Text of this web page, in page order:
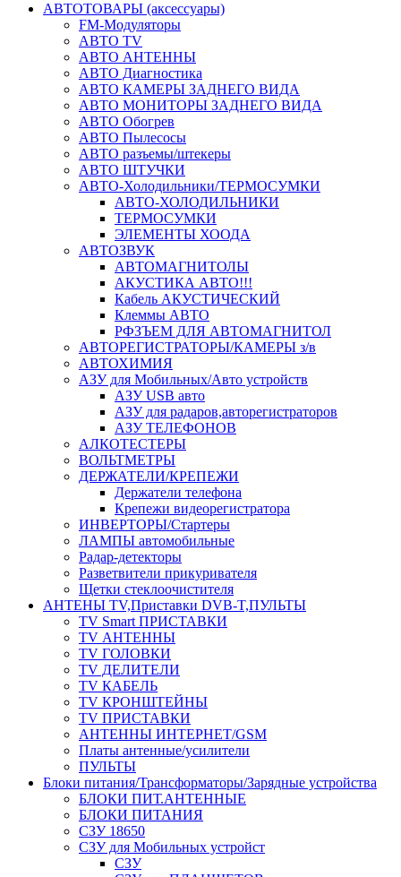
АВТОТОВАРЫ (аксессуары)
FM-Модуляторы
АВТО TV
АВТО АНТЕННЫ
АВТО Диагностика
АВТО КАМЕРЫ ЗАДНЕГО ВИДА
АВТО МОНИТОРЫ ЗАДНЕГО ВИДА
АВТО Обогрев
АВТО Пылесосы
АВТО разъемы/штекеры
АВТО ШТУЧКИ
АВТО-Холодильники/ТЕРМОСУМКИ
АВТО-ХОЛОДИЛЬНИКИ
ТЕРМОСУМКИ
ЭЛЕМЕНТЫ ХООДА
АВТОЗВУК
АВТОМАГНИТОЛЫ
АКУСТИКА АВТО!!!
Кабель АКУСТИЧЕСКИЙ
Клеммы АВТО
РФЗЪЕМ ДЛЯ АВТОМАГНИТОЛ
АВТОРЕГИСТРАТОРЫ/КАМЕРЫ з/в
АВТОХИМИЯ
АЗУ для Мобильных/Авто устройств
АЗУ USB авто
АЗУ для радаров,авторегистраторов
АЗУ ТЕЛЕФОНОВ
АЛКОТЕСТЕРЫ
ВОЛЬТМЕТРЫ
ДЕРЖАТЕЛИ/КРЕПЕЖИ
Держатели телефона
Крепежи видеорегистратора
ИНВЕРТОРЫ/Стартеры
ЛАМПЫ автомобильные
Радар-детекторы
Разветвители прикуривателя
Щетки стеклоочистителя
АНТЕНЫ ТV,Приставки DVB-T,ПУЛЬТЫ
TV Smart ПРИСТАВКИ
TV АНТЕННЫ
TV ГОЛОВКИ
TV ДЕЛИТЕЛИ
TV КАБЕЛЬ
TV КРОНШТЕЙНЫ
TV ПРИСТАВКИ
АНТЕННЫ ИНТЕРНЕТ/GSM
Платы антенные/усилители
ПУЛЬТЫ
Блоки питания/Трансформаторы/Зарядные устройства
БЛОКИ ПИТ.АНТЕННЫЕ
БЛОКИ ПИТАНИЯ
СЗУ 18650
СЗУ для Мобильных устройст
СЗУ